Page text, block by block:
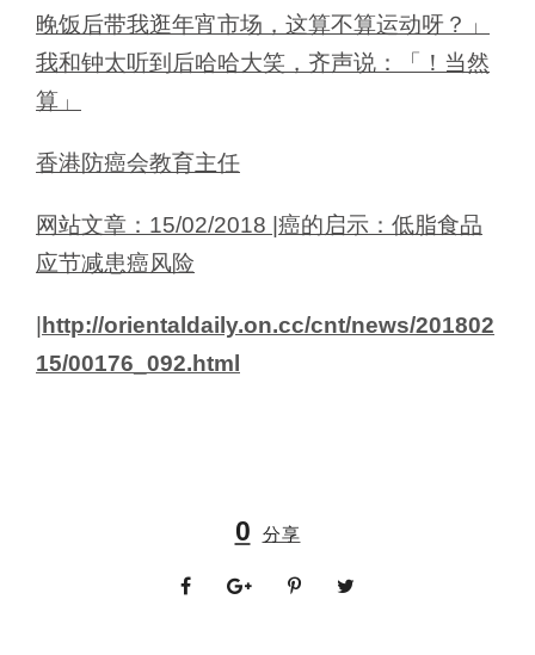
晚饭后带我逛年宵市场，这算不算运动呀？」
我和钟太听到后哈哈大笑，齐声说：「！当然
算」
香港防癌会教育主任
网站文章：15/02/2018 |癌的启示：低脂食品
应节减患癌风险
|http://orientaldaily.on.cc/cnt/news/201802
15/00176_092.html
0 分享